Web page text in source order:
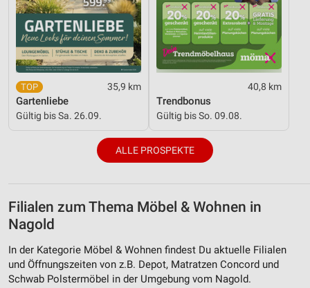
35,9 km
Gartenliebe
Gültig bis Sa. 26.09.
40,8 km
Trendbonus
Gültig bis So. 09.08.
ALLE PROSPEKTE
Filialen zum Thema Möbel & Wohnen in
Nagold
In der Kategorie Möbel & Wohnen findest Du aktuelle Filialen
und Öffnungszeiten von z.B. Depot, Matratzen Concord und
Schwab Polstermöbel in der Umgebung vom Nagold.